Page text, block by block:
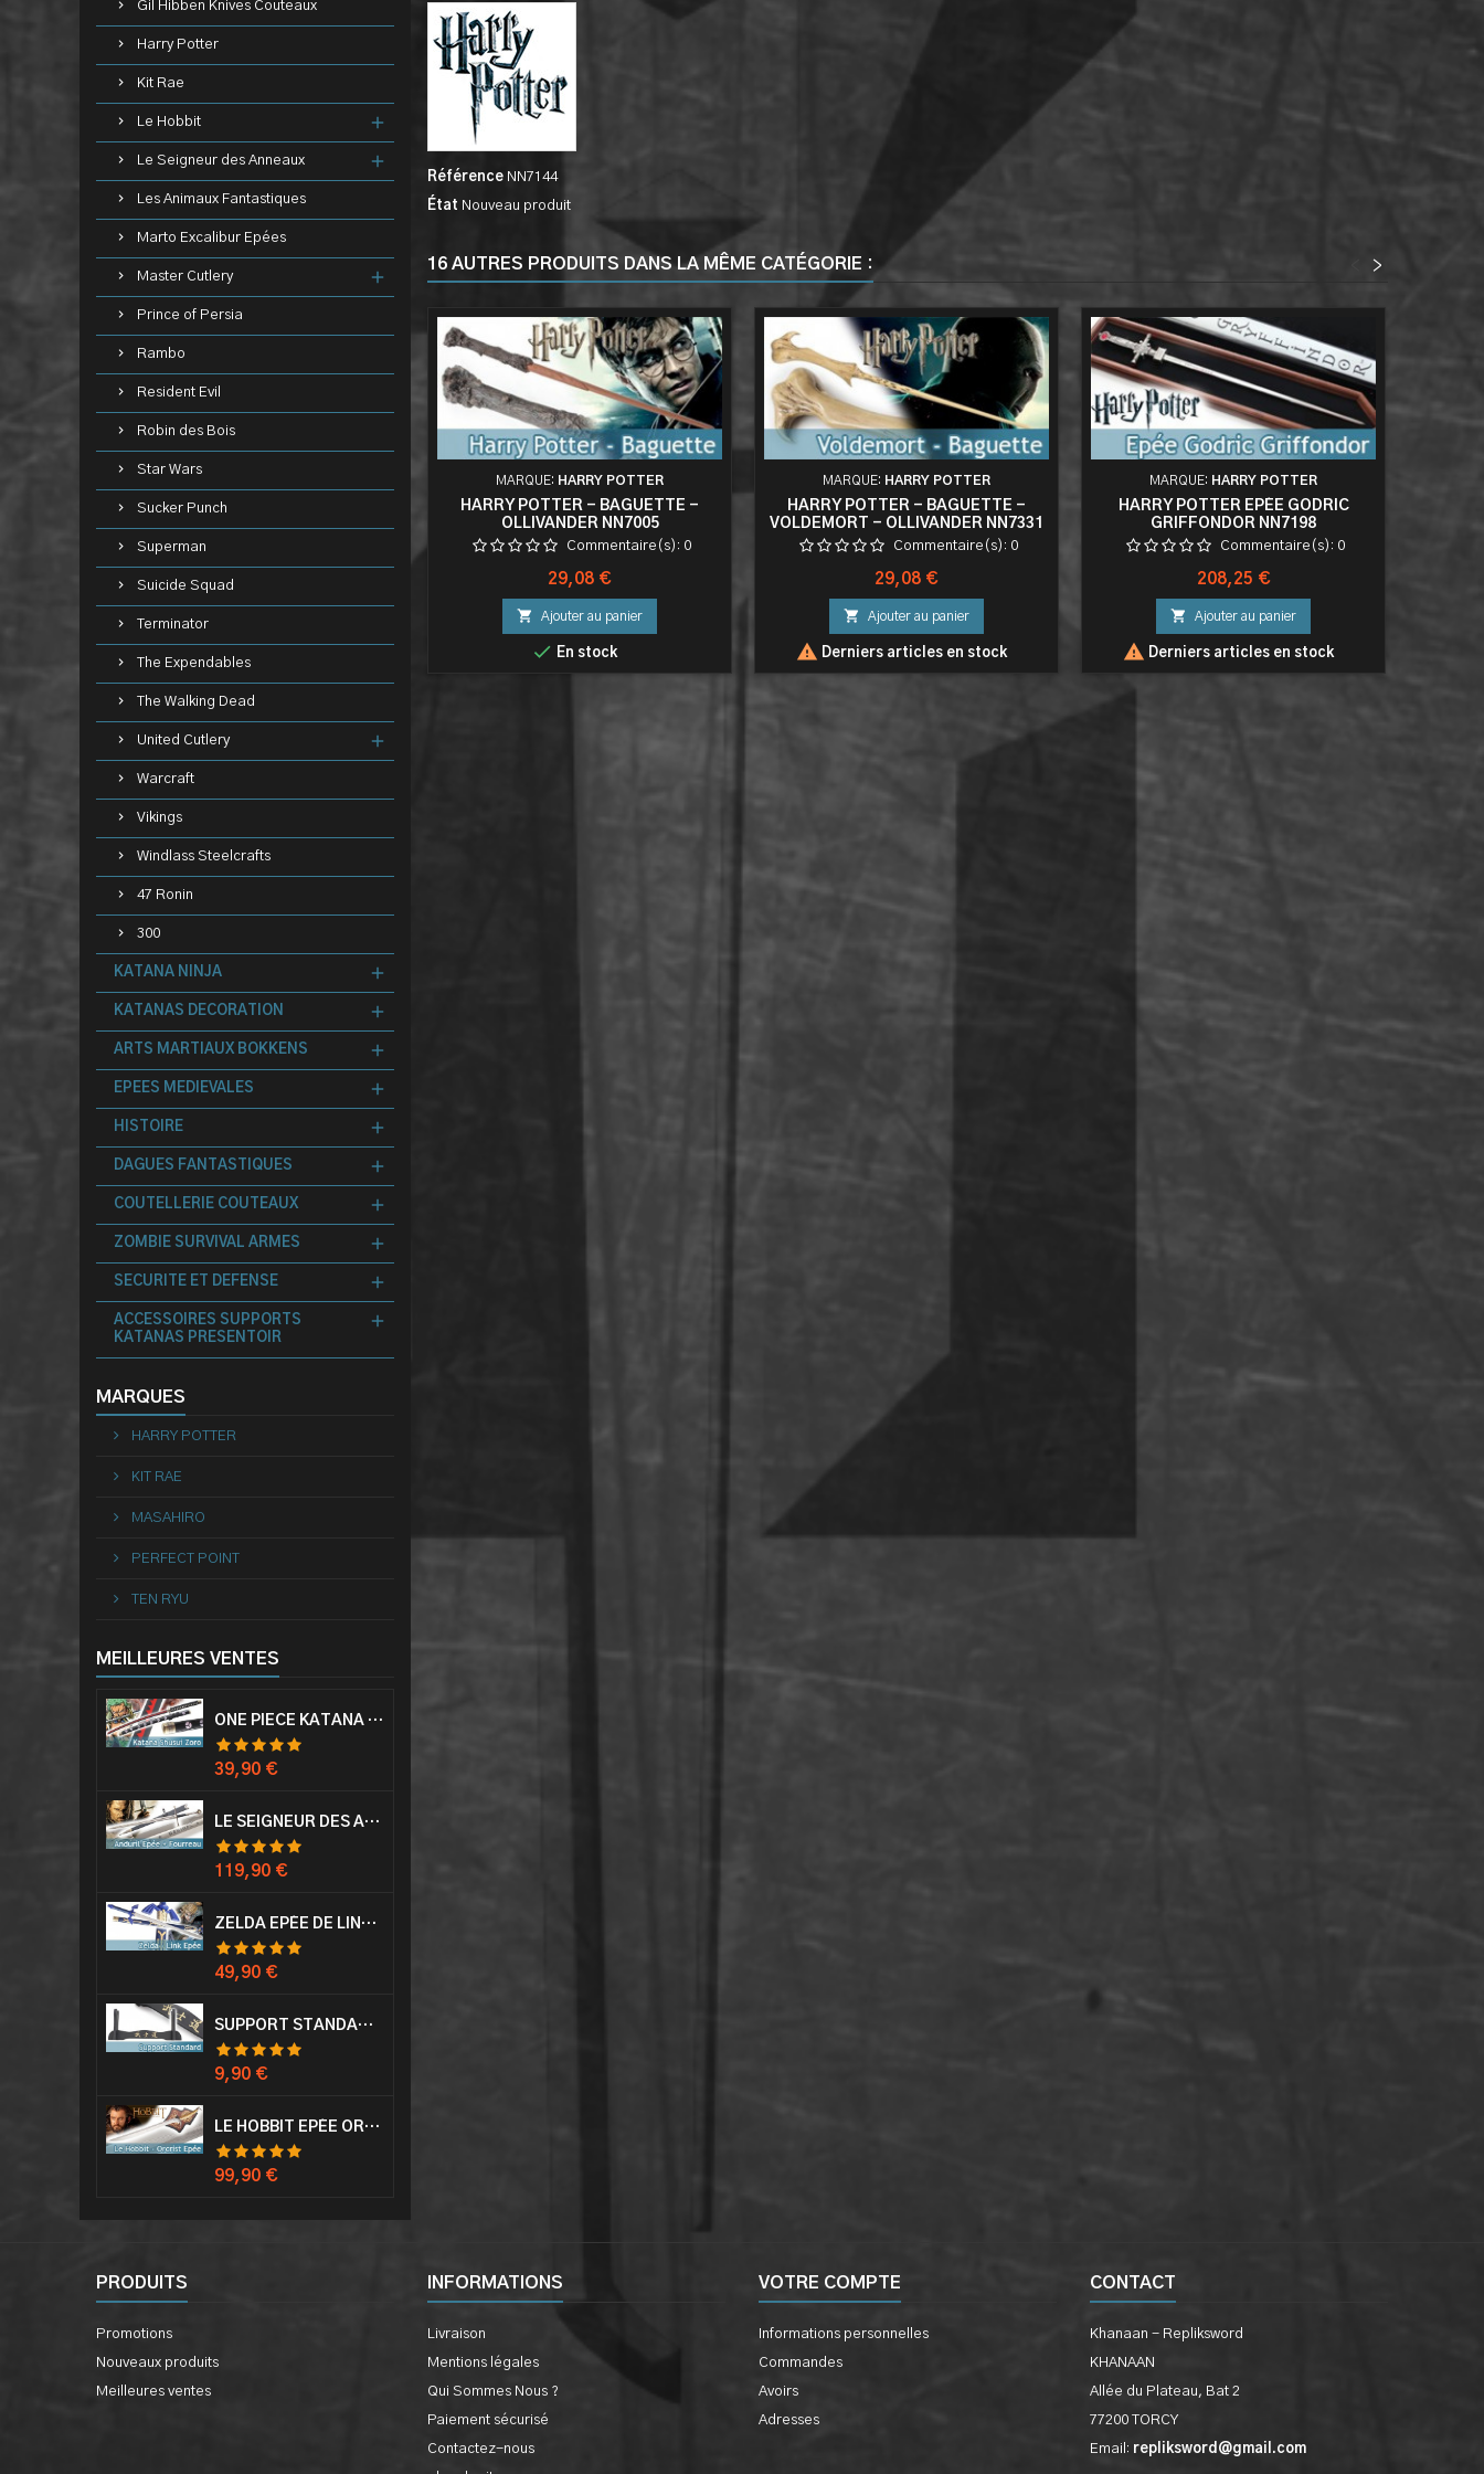
Gil Hibben Knives Couteaux
Harry Potter
Kit Rae
Le Hobbit
Le Seigneur des Anneaux
Les Animaux Fantastiques
Marto Excalibur Epées
Master Cutlery
Prince of Persia
Rambo
Resident Evil
Robin des Bois
Star Wars
Sucker Punch
Superman
Suicide Squad
Terminator
The Expendables
The Walking Dead
United Cutlery
Warcraft
Vikings
Windlass Steelcrafts
47 Ronin
300
KATANA NINJA
KATANAS DECORATION
ARTS MARTIAUX BOKKENS
EPEES MEDIEVALES
HISTOIRE
DAGUES FANTASTIQUES
COUTELLERIE COUTEAUX
ZOMBIE SURVIVAL ARMES
SECURITE ET DEFENSE
ACCESSOIRES SUPPORTS
KATANAS PRESENTOIR
MARQUES
HARRY POTTER
KIT RAE
MASAHIRO
PERFECT POINT
TEN RYU
MEILLEURES VENTES
ONE PIECE KATANA ZORO RORONOA SHUSUI EPÉE SABRE ACIER
Prix
39,90 €
LE SEIGNEUR DES ANNEAUX EPÉE ANDURIL ARAGORN
Prix
119,90 €
ZELDA EPÉE DE LINK AVEC FOURREAU MASTER SWORD EPEE
Prix
49,90 €
SUPPORT STANDARD KATANA EPÉE
Prix
9,90 €
LE HOBBIT EPÉE ORCRIST EPÉE DE THORIN SABRE + PLAQUE MURALE EN BOIS
Prix
99,90 €
Référence NN7144
État Nouveau produit
16 AUTRES PRODUITS DANS LA MÊME CATÉGORIE : >
MARQUE: HARRY POTTER
HARRY POTTER - BAGUETTE -
OLLIVANDER NN7005
Commentaire(s): 0
Prix
29,08 €
 Ajouter au panier
 En stock
MARQUE: HARRY POTTER
HARRY POTTER - BAGUETTE -
VOLDEMORT - OLLIVANDER NN7331
Commentaire(s): 0
Prix
29,08 €
 Ajouter au panier
 Derniers articles en stock
MARQUE: HARRY POTTER
HARRY POTTER EPÉE GODRIC
GRIFFONDOR NN7198
Commentaire(s): 0
Prix
208,25 €
 Ajouter au panier
 Derniers articles en stock
PRODUITS
Promotions
Nouveaux produits
Meilleures ventes
INFORMATIONS
Livraison
Mentions légales
Qui Sommes Nous ?
Paiement sécurisé
Contactez-nous
VOTRE COMPTE
Informations personnelles
Commandes
Avoirs
Adresses
CONTACT
Khanaan - Repliksword
KHANAAN
Allée du Plateau, Bat 2
77200 TORCY
Email: repliksword@gmail.com